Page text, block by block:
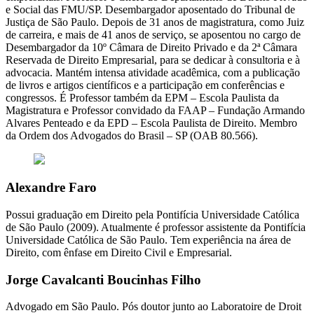
e Social das FMU/SP. Desembargador aposentado do Tribunal de
Justiça de São Paulo. Depois de 31 anos de magistratura, como Juiz
de carreira, e mais de 41 anos de serviço, se aposentou no cargo de
Desembargador da 10º Câmara de Direito Privado e da 2ª Câmara
Reservada de Direito Empresarial, para se dedicar à consultoria e à
advocacia. Mantém intensa atividade acadêmica, com a publicação
de livros e artigos científicos e a participação em conferências e
congressos. É Professor também da EPM – Escola Paulista da
Magistratura e Professor convidado da FAAP – Fundação Armando
Alvares Penteado e da EPD – Escola Paulista de Direito. Membro
da Ordem dos Advogados do Brasil – SP (OAB 80.566).
Alexandre Faro
Possui graduação em Direito pela Pontifícia Universidade Católica
de São Paulo (2009). Atualmente é professor assistente da Pontifícia
Universidade Católica de São Paulo. Tem experiência na área de
Direito, com ênfase em Direito Civil e Empresarial.
Jorge Cavalcanti Boucinhas Filho
Advogado em São Paulo. Pós doutor junto ao Laboratoire de Droit